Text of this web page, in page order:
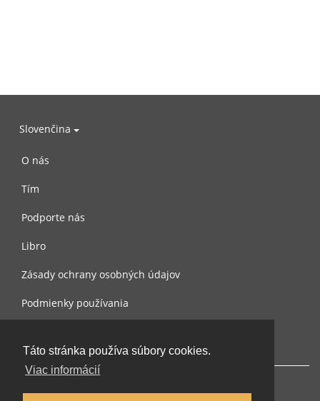
Táto stránka používa súbory cookies.
Viac informácií
Slovenčina
O nás
Tím
Podporte nás
Libro
Zásady ochrany osobných údajov
Podmienky používania